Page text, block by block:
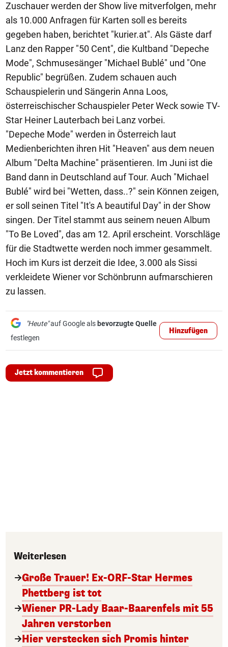
Zuschauer werden der Show live mitverfolgen, mehr
als 10.000 Anfragen für Karten soll es bereits
gegeben haben, berichtet "kurier.at". Als Gäste darf
Lanz den Rapper "50 Cent", die Kultband "Depeche
Mode", Schmusesänger "Michael Bublé" und "One
Republic" begrüßen. Zudem schauen auch
Schauspielerin und Sängerin Anna Loos,
österreischischer Schauspieler Peter Weck sowie TV-
Star Heiner Lauterbach bei Lanz vorbei.
"Depeche Mode" werden in Österreich laut
Medienberichten ihren Hit "Heaven" aus dem neuen
Album "Delta Machine" präsentieren. Im Juni ist die
Band dann in Deutschland auf Tour. Auch "Michael
Bublé" wird bei "Wetten, dass..?" sein Können zeigen,
er soll seinen Titel "It's A beautiful Day" in der Show
singen. Der Titel stammt aus seinem neuen Album
"To Be Loved", das am 12. April erscheint. Vorschläge
für die Stadtwette werden noch immer gesammelt.
Hoch im Kurs ist derzeit die Idee, 3.000 als Sissi
verkleidete Wiener vor Schönbrunn aufmarschieren
zu lassen.
"Heute"auf Google als bevorzugte Quelle
festlegen
Hinzufügen
Jetzt kommentieren
Weiterlesen
Große Trauer! Ex-ORF-Star Hermes
Phettberg ist tot
Wiener PR-Lady Baar-Baarenfels mit 55
Jahren verstorben
Hier verstecken sich Promis hinter